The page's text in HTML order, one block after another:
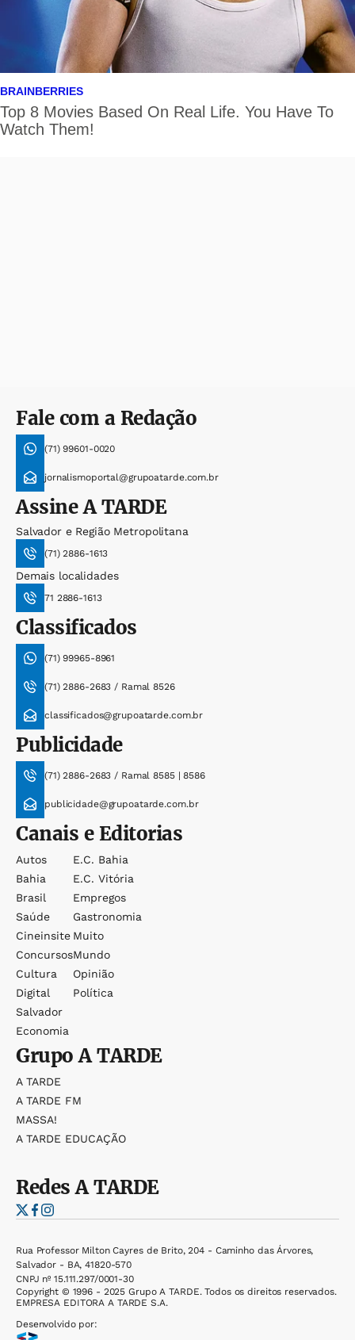
Fale com a Redação
(71) 99601-0020
jornalismoportal@grupoatarde.com.br
AssineA TARDE
Salvador e Região Metropolitana
(71) 2886-1613
Demais localidades
71 2886-1613
Classificados
(71) 99965-8961
(71) 2886-2683 / Ramal 8526
classificados@grupoatarde.com.br
Publicidade
(71) 2886-2683 / Ramal 8585 | 8586
publicidade@grupoatarde.com.br
Canais e Editorias
Autos
Bahia
Brasil
Saúde
Cineinsite
Concursos
Cultura
Digital
Salvador
Economia
E.c. Bahia
E.c. Vitória
Empregos
Gastronomia
Muito
Mundo
Opinião
Política
GrupoA TARDE
A TARDE
A TARDE FM
MASSA!
A TARDE EDUCAÇÃO
RedesA TARDE
Rua Professor Milton Cayres de Brito, 204 - Caminho das Árvores,
Salvador - BA, 41820-570
CNPJ nº 15.111.297/0001-30
Copyright © 1996 - 2025 Grupo A TARDE. Todos os direitos reservados.
EMPRESA EDITORA A TARDE S.A.
Desenvolvido por: